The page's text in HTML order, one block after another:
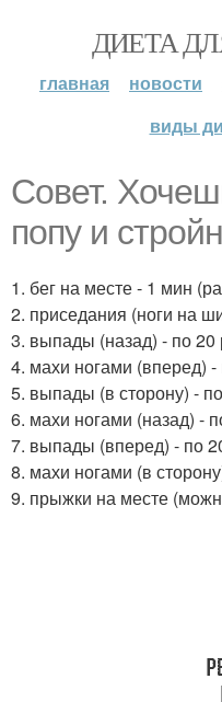
ДИЕТА
главная новости
виды
Совет.
попу и
1. бег на месте - 1 мин
2. приседания (ноги на
3. выпады (назад) - по 20
4. махи ногами (вперед)
5. выпады (в сторону) -
6. махи ногами (назад) -
7. выпады (вперед) - по
8. махи ногами (в
9. прыжки на месте